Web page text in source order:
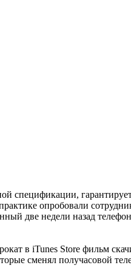
спецификации,
опробовали
две недели назад
в iTunes Store фильм
сменял получасовой